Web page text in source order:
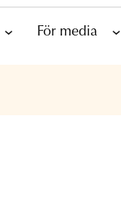
För media